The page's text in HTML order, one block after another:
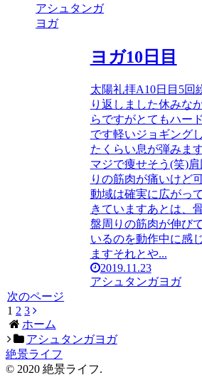
アシュタンガ
ヨガ
ヨガ10日目
太陽礼拝A10日目5回
り返しました休みな
らですがとてもハード
です軽いジョギングし
たくらい息が弾みま
マジで痩せそう(笑)肩
りの筋肉が痛いけど
動域は確実に広がって
きていますあとは、
盤周りの筋肉が伸びて
いるのを動作中に感じ
ますそれとや...
2019.11.23
アシュタンガヨガ
次のページ
1 2 3 次
へ
ホーム
アシュタンガヨガ
絶景ライフ
© 2020 絶景ライフ.